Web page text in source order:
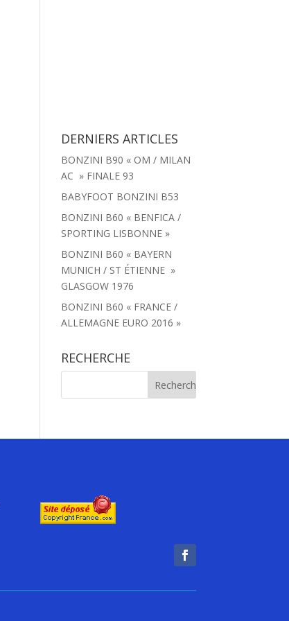
DERNIERS ARTICLES
BONZINI B90 « OM / MILAN
AC » FINALE 93
BABYFOOT BONZINI B53
BONZINI B60 « BENFICA /
SPORTING LISBONNE »
BONZINI B60 « BAYERN
MUNICH / ST ÉTIENNE »
GLASGOW 1976
BONZINI B60 « FRANCE /
ALLEMAGNE EURO 2016 »
RECHERCHE